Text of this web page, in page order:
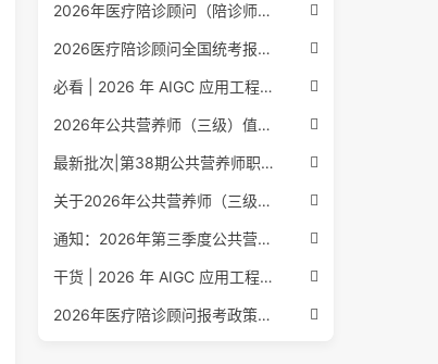
2026年医疗陪诊顾问（陪诊师）招生启动，全国报考指南附报名官网
2026医疗陪诊顾问全国统考报名中，报考条件流程全攻略附报名入口
必看 | 2026 年 AIGC 应用工程师报考核心要点：报名费用、官网可查、行业认可度、补考规则全盘点
2026年公共营养师（三级）值得考吗？报名入口+条件+证书用途
最新批次|第38期公共营养师职业能力评价证书报名培训通知
关于2026年公共营养师（三级、四级）全国统一认定报名的服务通知
通知：2026年第三季度公共营养师四级培训报名安排正式发布
干货 | 2026 年 AIGC 应用工程师报考指南：报名流程、学历要求、培训课程、就业方向全梳理
2026年医疗陪诊顾问报考政策更新，全国报名入口与报考指南全同步